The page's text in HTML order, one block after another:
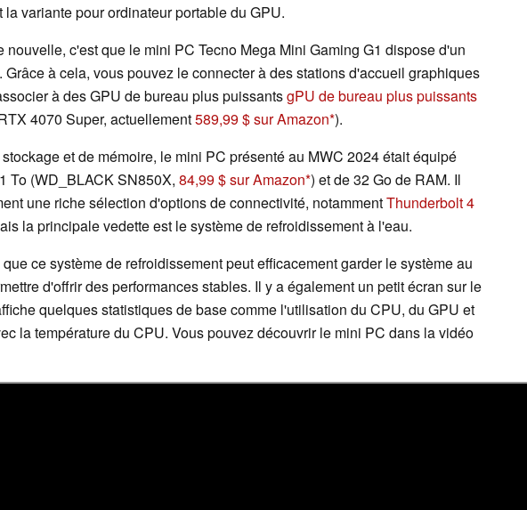
la variante pour ordinateur portable du GPU.
nouvelle, c'est que le mini PC Tecno Mega Mini Gaming G1 dispose d'un
Grâce à cela, vous pouvez le connecter à des stations d'accueil graphiques
à des GPU de bureau plus puissantsgPU de bureau plus puissants
4070 Super, actuellement589,99 $ sur Amazon ).
et de mémoire, le mini PC présenté au MWC 2024 était équipé
To (WD_BLACK SN850X, 84,99 $ sur Amazon ) et de 32 Go de RAM. Il
une riche sélection d'options de connectivité, notammentThunderbolt 4
la principale vedette est le système de refroidissement à l'eau.
ce système de refroidissement peut efficacement garder le système au
d'offrir des performances stables. Il y a également un petit écran sur le
quelques statistiques de base comme l'utilisation du CPU, du GPU et
la température du CPU. Vous pouvez découvrir le mini PC dans la vidéo